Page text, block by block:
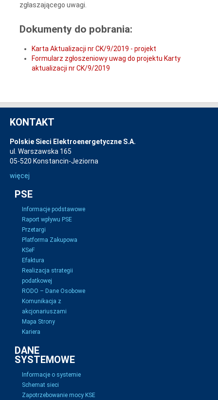
zgłaszającego uwagi.
Dokumenty do pobrania:
Karta Aktualizacji nr CK/9/2019 - projekt
Formularz zgłoszeniowy uwag do projektu Karty
aktualizacji nr CK/9/2019
KONTAKT
Polskie Sieci Elektroenergetyczne S.A.
ul. Warszawska 165
05-520 Konstancin-Jeziorna
więcej
PSE
Informacje podstawowe
Raport wpływu PSE
Przetargi
Platforma Zakupowa
KSeF
Efaktura
Realizacja strategii
podatkowej
RODO – Dane Osobowe
Komunikacja z
akcjonariuszami
Mapa Strony
Kariera
DANE
SYSTEMOWE
Informacje o systemie
Schemat sieci
Zapotrzebowanie mocy KSE